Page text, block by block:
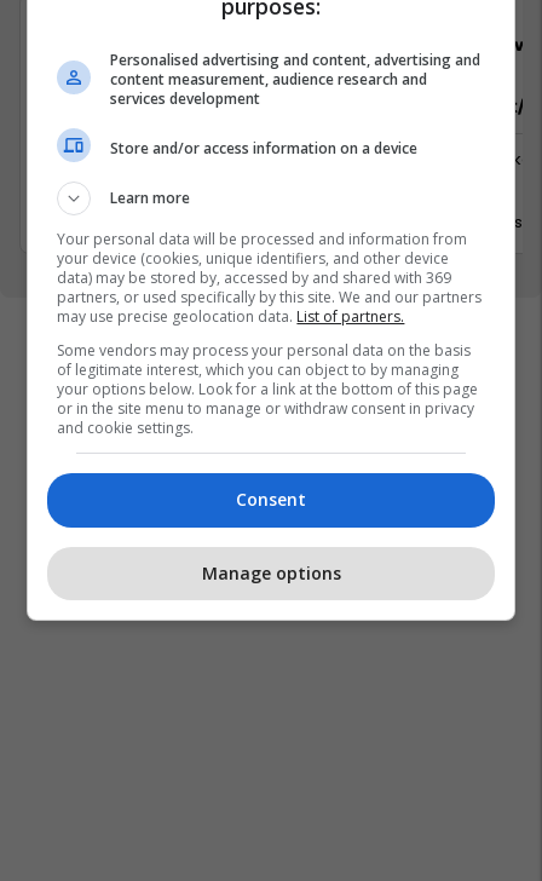
Property Manager
Menaxhment
Prishtinë
17 Korrik 2026
Sektorist/e
Logjistikë
30
purposes:
Personalised advertising and content, advertising and
content measurement, audience research and
services development
Store and/or access information on a device
Learn more
Your personal data will be processed and information from
your device (cookies, unique identifiers, and other device
data) may be stored by, accessed by and shared with 369
partners, or used specifically by this site. We and our partners
may use precise geolocation data. List of partners.
Some vendors may process your personal data on the basis
of legitimate interest, which you can object to by managing
your options below. Look for a link at the bottom of this page
or in the site menu to manage or withdraw consent in privacy
and cookie settings.
Consent
Manage options